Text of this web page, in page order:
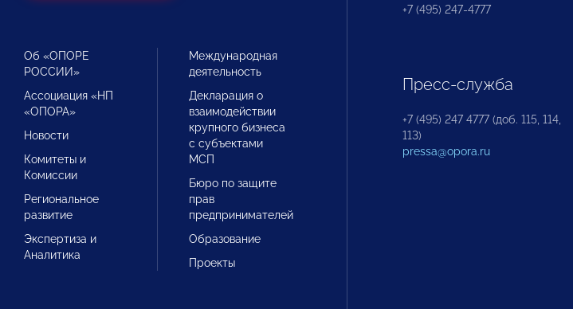
Об «ОПОРЕ
РОССИИ»
Ассоциация «НП
«ОПОРА»
Новости
Комитеты и
Комиссии
Региональное
развитие
Экспертиза и
Аналитика
Международная
деятельность
Декларация о
взаимодействии
крупного бизнеса
с субъектами
МСП
Бюро по защите
прав
предпринимателей
Образование
Проекты
+7 (495) 247-4777
Пресс-служба
+7 (495) 247 4777 (доб. 115, 114,
113)
pressa@opora.ru